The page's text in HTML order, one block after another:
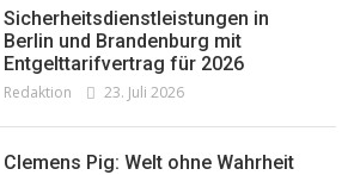
Redaktion 13. Juni 2026
Sicherheitsdienstleistungen in
Berlin und Brandenburg mit
Entgelttarifvertrag für 2026
Redaktion 23. Juli 2026
Clemens Pig: Welt ohne Wahrheit